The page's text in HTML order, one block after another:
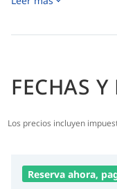
El Sula amarra en
Disfruta
FECHAS Y
Los precios incluyen
Reserva ahora,